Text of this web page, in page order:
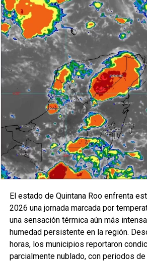
El estado de Quintana Roo enfrenta
2026 una jornada marcada por
una sensación térmica aún más
humedad persistente en la región.
horas, los municipios reportaron
parcialmente nublado, con periodos